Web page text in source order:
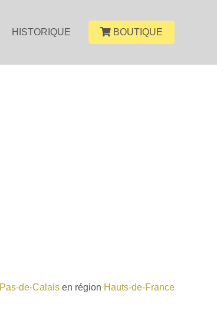
HISTORIQUE BOUTIQUE
Pas-de-Calaisen région Hauts-de-France